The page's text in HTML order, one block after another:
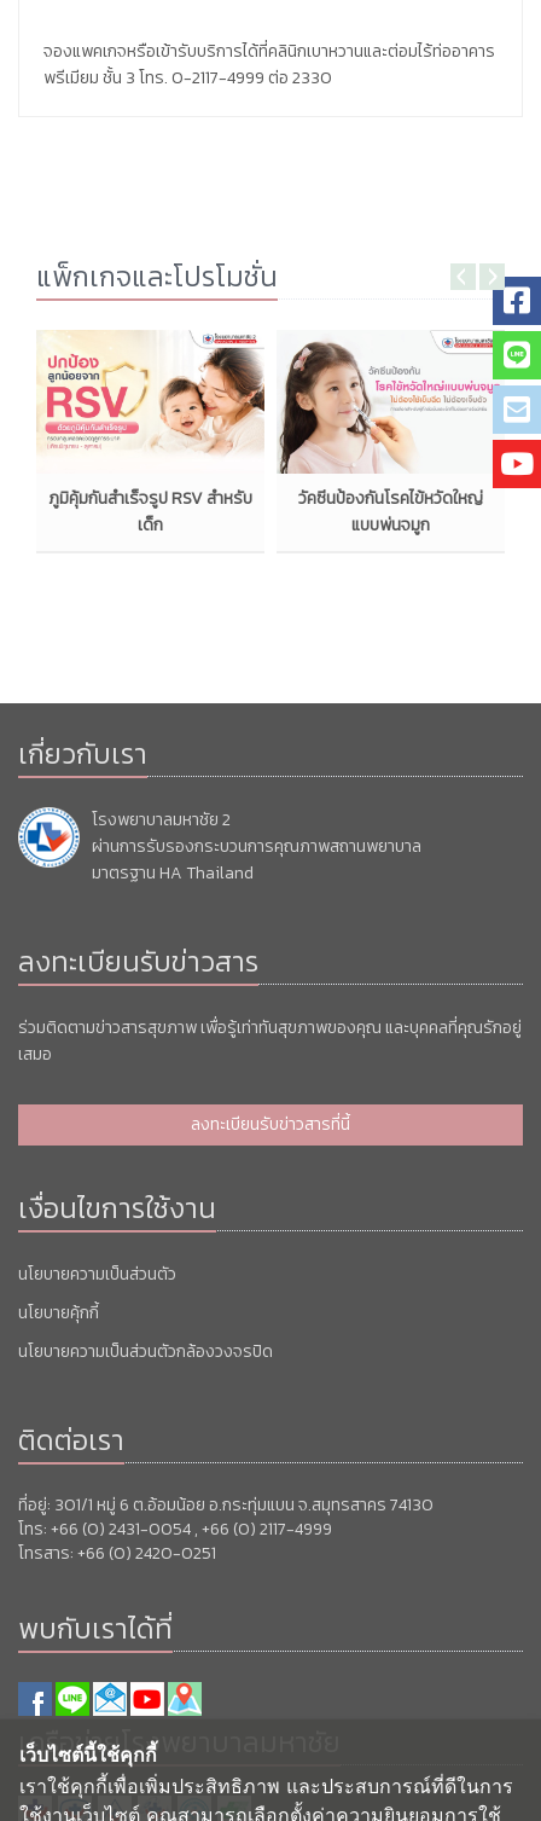
จองแพคเกจหรือเข้ารับบริการได้ที่คลินิกเบาหวานและต่อมไร้ท่ออาคาร
พรีเมียม ชั้น 3 โทร. 0-2117-4999 ต่อ 2330
แพ็กเกจและโปรโมชั่น
ภูมิคุ้มกันสำเร็จรูป RSV สำหรับ
เด็ก
วัคซีนป้องกันโรคไข้หวัดใหญ่
แบบพ่นจมูก
เกี่ยวกับเรา
โรงพยาบาลมหาชัย 2
ผ่านการรับรองกระบวนการคุณภาพสถานพยาบาล
มาตรฐาน HA Thailand
ลงทะเบียนรับข่าวสาร
ร่วมติดตามข่าวสารสุขภาพ เพื่อรู้เท่าทันสุขภาพของคุณ และบุคคลที่คุณรักอยู่
เสมอ
ลงทะเบียนรับข่าวสารที่นี้
เงื่อนไขการใช้งาน
นโยบายความเป็นส่วนตัว
นโยบายคุ้กกี้
นโยบายความเป็นส่วนตัวกล้องวงจรปิด
ติดต่อเรา
ที่อยู่: 301/1 หมู่ 6 ต.อ้อมน้อย อ.กระทุ่มแบน จ.สมุทรสาคร 74130
โทร: +66 (0) 2431-0054 , +66 (0) 2117-4999
โทรสาร: +66 (0) 2420-0251
พบกับเราได้ที่
เครือข่ายโรงพยาบาลมหาชัย
เว็บไซต์นี้ใช้คุกกี้
เราใช้คุกกี้เพื่อเพิ่มประสิทธิภาพ และประสบการณ์ที่ดีในการ
ใช้งานเว็บไซต์ คุณสามารถเลือกตั้งค่าความยินยอมการใช้